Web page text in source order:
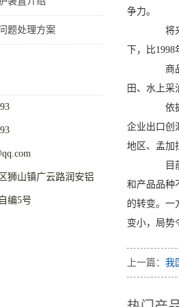
题处理方案
狮山镇广云路润安铝
编5号
争力。
将来
下，比
商品
田、水上采
依据
企业出口创
地区、孟加
目前
和产品品种
的转变。一
变小，局势
上一篇： 我